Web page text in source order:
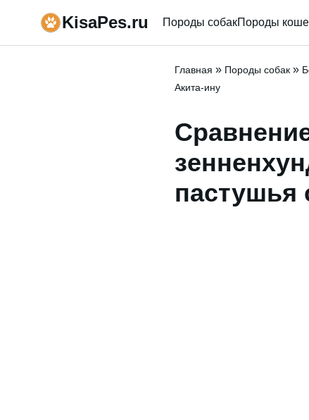
KisaPes.ru Породы собакПороды
Главная » Породы собак »
Акита-ину
пастушья